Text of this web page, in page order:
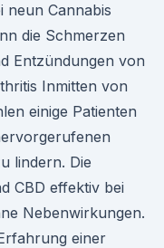
neun Cannabis
die Schmerzen
Entzündungen von
Inmitten von
einige Patienten
lindern. Die
CBD effektiv bei
Nebenwirkungen.
einer